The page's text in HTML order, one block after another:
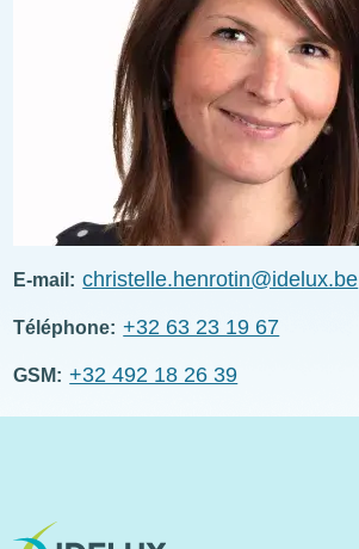
E-mail christelle.henrotin@idelux.be
Téléphone +32 63 23 19 67
GSM +32 492 18 26 39
Image